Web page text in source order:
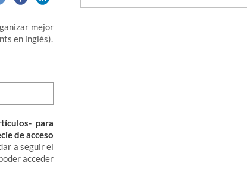
mejor
en inglés).
para
de acceso
a seguir el
acceder